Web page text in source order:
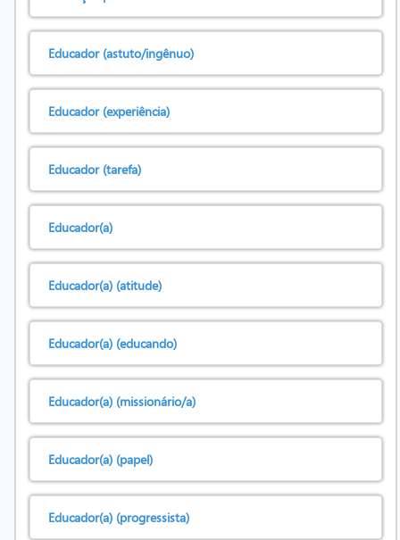
Educador (astuto/ingênuo)
Educador (experiência)
Educador (tarefa)
Educador(a)
Educador(a) (atitude)
Educador(a) (educando)
Educador(a) (missionário/a)
Educador(a) (papel)
Educador(a) (progressista)